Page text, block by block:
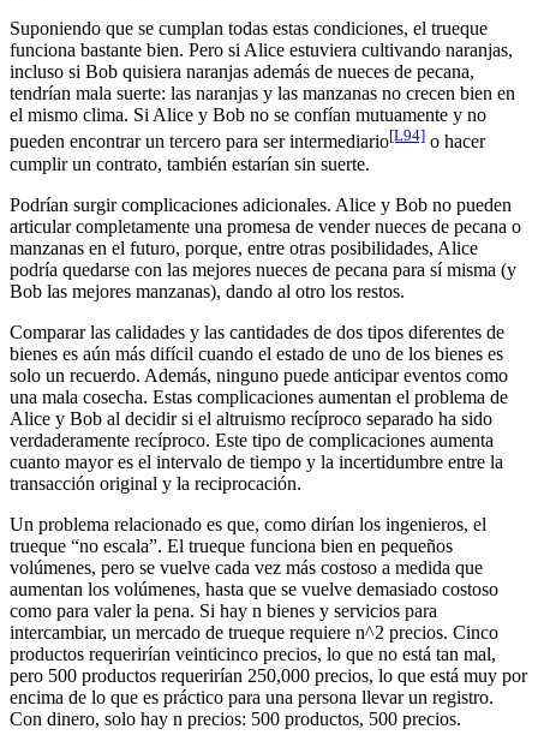
Suponiendo que se cumplan todas estas condiciones, el trueque
funciona bastante bien. Pero si Alice estuviera cultivando naranjas,
incluso si Bob quisiera naranjas además de nueces de pecana,
tendrían mala suerte: las naranjas y las manzanas no crecen bien en
el mismo clima. Si Alice y Bob no se confían mutuamente y no
pueden encontrar un tercero para ser intermediario[L94] o hacer
cumplir un contrato, también estarían sin suerte.
Podrían surgir complicaciones adicionales. Alice y Bob no pueden
articular completamente una promesa de vender nueces de pecana o
manzanas en el futuro, porque, entre otras posibilidades, Alice
podría quedarse con las mejores nueces de pecana para sí misma (y
Bob las mejores manzanas), dando al otro los restos.
Comparar las calidades y las cantidades de dos tipos diferentes de
bienes es aún más difícil cuando el estado de uno de los bienes es
solo un recuerdo. Además, ninguno puede anticipar eventos como
una mala cosecha. Estas complicaciones aumentan el problema de
Alice y Bob al decidir si el altruismo recíproco separado ha sido
verdaderamente recíproco. Este tipo de complicaciones aumenta
cuanto mayor es el intervalo de tiempo y la incertidumbre entre la
transacción original y la reciprocación.
Un problema relacionado es que, como dirían los ingenieros, el
trueque “no escala”. El trueque funciona bien en pequeños
volúmenes, pero se vuelve cada vez más costoso a medida que
aumentan los volúmenes, hasta que se vuelve demasiado costoso
como para valer la pena. Si hay n bienes y servicios para
intercambiar, un mercado de trueque requiere n^2 precios. Cinco
productos requerirían veinticinco precios, lo que no está tan mal,
pero 500 productos requerirían 250,000 precios, lo que está muy por
encima de lo que es práctico para una persona llevar un registro.
Con dinero, solo hay n precios: 500 productos, 500 precios.